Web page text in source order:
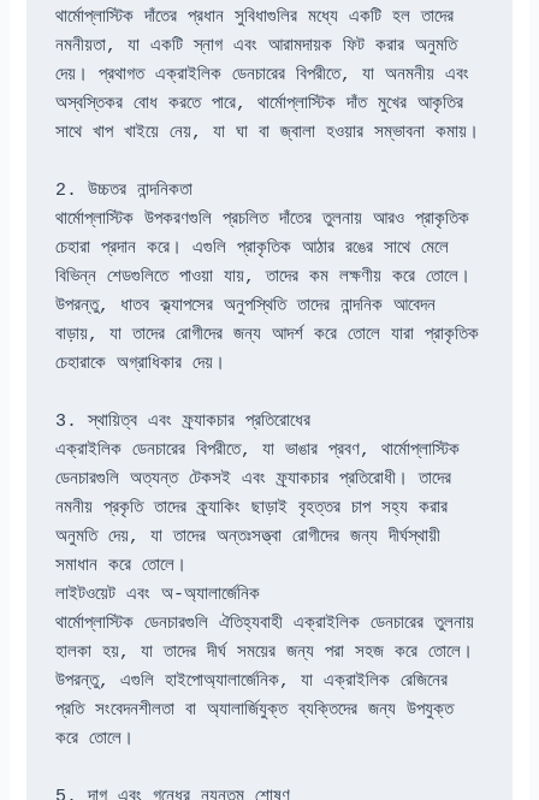
থার্মোপ্লাস্টিক দাঁতের প্রধান সুবিধাগুলির মধ্যে একটি হল তাদের
নমনীয়তা, যা একটি স্নাগ এবং আরামদায়ক ফিট করার অনুমতি
দেয়। প্রথাগত এক্রাইলিক ডেনচারের বিপরীতে, যা অনমনীয় এবং
অস্বস্তিকর বোধ করতে পারে, থার্মোপ্লাস্টিক দাঁত মুখের আকৃতির
সাথে খাপ খাইয়ে নেয়, যা ঘা বা জ্বালা হওয়ার সম্ভাবনা কমায়।
2. উচ্চতর নান্দনিকতা
থার্মোপ্লাস্টিক উপকরণগুলি প্রচলিত দাঁতের তুলনায় আরও প্রাকৃতিক
চেহারা প্রদান করে। এগুলি প্রাকৃতিক আঠার রঙের সাথে মেলে
বিভিন্ন শেডগুলিতে পাওয়া যায়, তাদের কম লক্ষণীয় করে তোলে।
উপরন্তু, ধাতব ক্ল্যাপসের অনুপস্থিতি তাদের নান্দনিক আবেদন
বাড়ায়, যা তাদের রোগীদের জন্য আদর্শ করে তোলে যারা প্রাকৃতিক
চেহারাকে অগ্রাধিকার দেয়।
3. স্থায়িত্ব এবং ফ্র্যাকচার প্রতিরোধের
এক্রাইলিক ডেনচারের বিপরীতে, যা ভাঙার প্রবণ, থার্মোপ্লাস্টিক
ডেনচারগুলি অত্যন্ত টেকসই এবং ফ্র্যাকচার প্রতিরোধী। তাদের
নমনীয় প্রকৃতি তাদের ক্র্যাকিং ছাড়াই বৃহত্তর চাপ সহ্য করার
অনুমতি দেয়, যা তাদের অন্তঃসত্ত্বা রোগীদের জন্য দীর্ঘস্থায়ী
সমাধান করে তোলে।
লাইটওয়েট এবং অ-অ্যালার্জেনিক
থার্মোপ্লাস্টিক ডেনচারগুলি ঐতিহ্যবাহী এক্রাইলিক ডেনচারের তুলনায়
হালকা হয়, যা তাদের দীর্ঘ সময়ের জন্য পরা সহজ করে তোলে।
উপরন্তু, এগুলি হাইপোঅ্যালার্জেনিক, যা এক্রাইলিক রেজিনের
প্রতি সংবেদনশীলতা বা অ্যালার্জিযুক্ত ব্যক্তিদের জন্য উপযুক্ত
করে তোলে।
5. দাগ এবং গন্ধের ন্যূনতম শোষণ